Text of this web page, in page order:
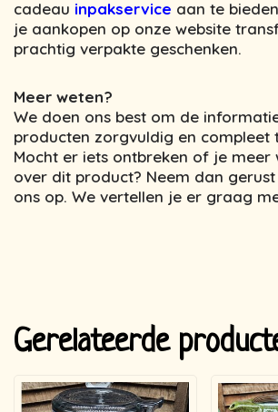
cadeau inpakservice aan te
je aankopen op onze website
prachtig verpakte geschenken.
Meer weten?
We doen ons best om de
producten zorgvuldig en compleet
Mocht er iets ontbreken of je meer
over dit product? Neem dan
ons op. We vertellen je er graag
Gerelateerde